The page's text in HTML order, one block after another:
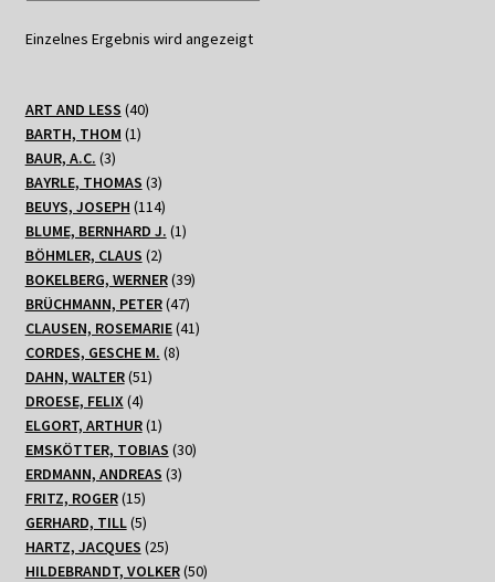
Warenkorb
Zahlungsarten
Einzelnes Ergebnis wird angezeigt
ART AND LESS 4040
BARTH, THOM 11
BAUR, A.C. 33
Produkte
BAYRLE, THOMAS 33
Produkte
BEUYS, JOSEPH 114114
Produkte
BLUME, BERNHARD J. 11
BÖHMLER, CLAUS 22
Produkte
BOKELBERG, WERNER 3939
BRÜCHMANN, PETER 4747
Produkte
CLAUSEN, ROSEMARIE 4141
CORDES, GESCHE M. 88
DAHN, WALTER 5151
DROESE, FELIX 44
Produkte
ELGORT, ARTHUR 11
Produkt
EMSKÖTTER, TOBIAS 3030
ERDMANN, ANDREAS 33
FRITZ, ROGER 1515
Produkte
GERHARD, TILL 55
Produkte
HARTZ, JACQUES 2525
Produkte
HILDEBRANDT, VOLKER 5050